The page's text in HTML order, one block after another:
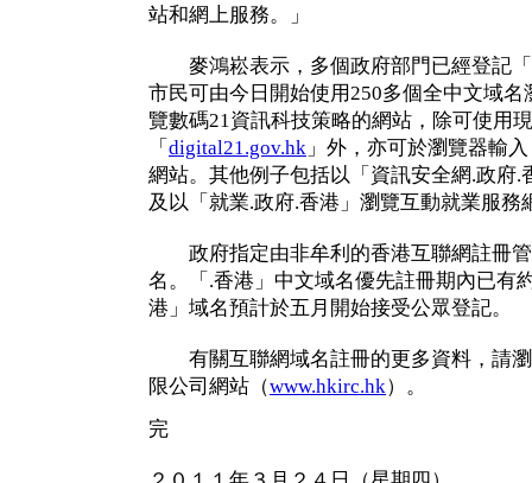
站和網上服務。」
麥鴻崧表示，多個政府部門已經登記「
市民可由今日開始使用250多個全中文域
覽數碼21資訊科技策略的網站，除可使用
「 digital21.gov.hk 」外，亦可於瀏覽器輸
網站。其他例子包括以「資訊安全網.政府.
及以「就業.政府.香港」瀏覽互動就業服務
政府指定由非牟利的香港互聯網註冊管
名。「.香港」中文域名優先註冊期內已有
港」域名預計於五月開始接受公眾登記。
有關互聯網域名註冊的更多資料，請瀏
限公司網站（www.hkirc.hk）。
完